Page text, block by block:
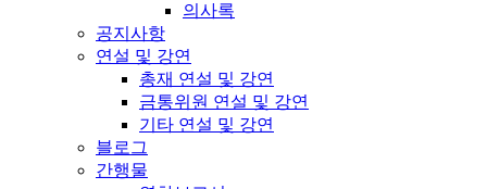
의사록
공지사항
연설 및 강연
총재 연설 및 강연
금통위원 연설 및 강연
기타 연설 및 강연
블로그
간행물